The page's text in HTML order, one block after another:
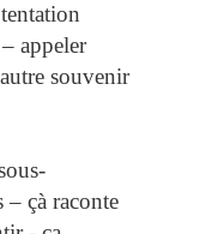
appeler
souvenir
– çà raconte